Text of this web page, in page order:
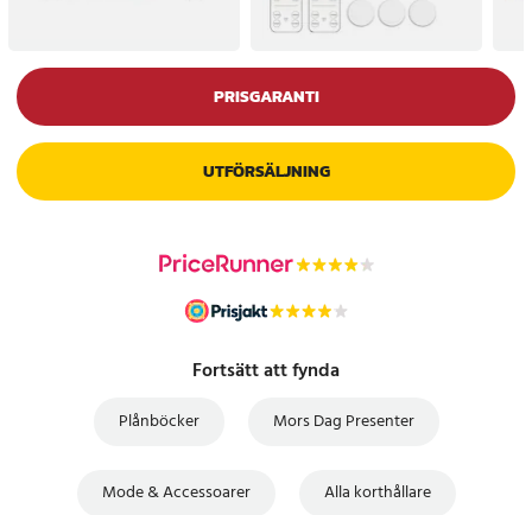
PRISGARANTI
UTFÖRSÄLJNING
Fortsätt att fynda
Plånböcker Mors Dag Presenter
Mode & Accessoarer Alla korthållare